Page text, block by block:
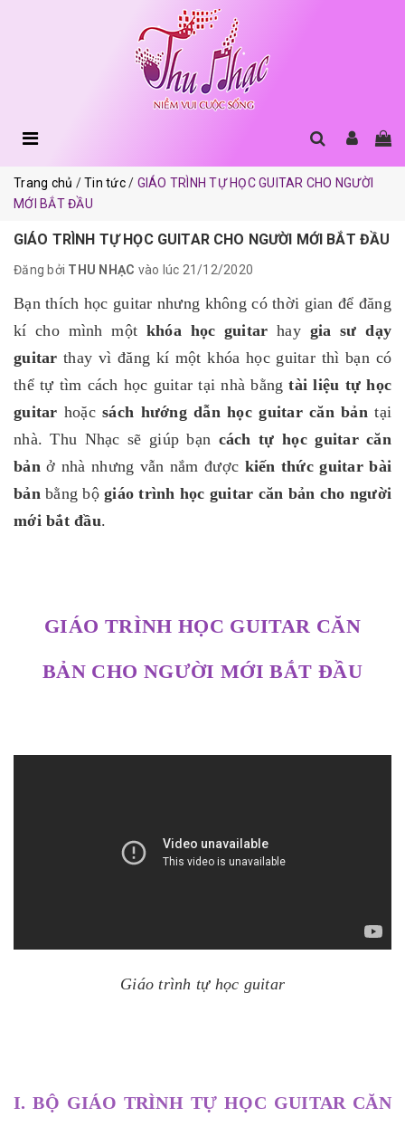
Trang chủ Tin tức
GIÁO TRÌNH TỰ HỌC GUITAR CHO NGƯỜI
MỚI BẮT ĐẦU
GIÁO TRÌNH TỰ HỌC GUITAR CHO NGƯỜI MỚI BẮT ĐẦU
Đăng bởi THU NHẠC vào lúc 21/12/2020
Bạn thích học guitar nhưng không có thời gian để đăng
kí cho mình một khóa học guitar hay gia sư dạy
guitarthay vì đăng kí một khóa học guitar thì bạn có
thể tự tìm cách học guitar tại nhà bằngtài liệu tự học
guitar hoặcsách hướng dẫn học guitar căn bảntại
nhà. Thu Nhạc sẽ giúp bạn cách tự học guitar căn
bảnở nhà nhưng vẫn nắm được kiến thức guitar bài
bảnbằng bộgiáo trình học guitar căn bản cho người
mới bắt đầu.
GIÁO TRÌNH HỌC GUITAR CĂN
BẢN CHO NGƯỜI MỚI BẮT ĐẦU
Giáo trình tự học guitar
I. BỘ GIÁO TRÌNH TỰ HỌC GUITAR CĂN